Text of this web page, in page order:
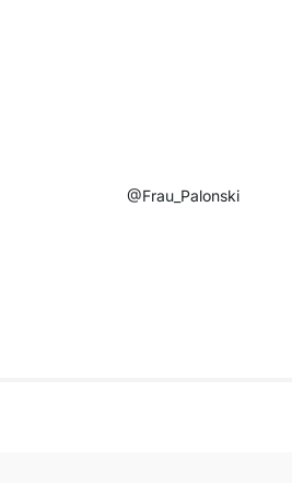
@Frau_Palonski